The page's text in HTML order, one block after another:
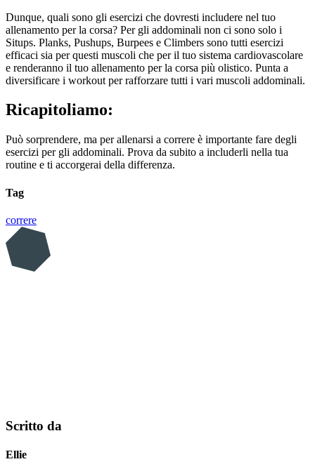
Dunque, quali sono gli esercizi che dovresti includere nel tuo
allenamento per la corsa? Per gli addominali non ci sono solo i
Situps. Planks, Pushups, Burpees e Climbers sono tutti esercizi
efficaci sia per questi muscoli che per il tuo sistema cardiovascolare
e renderanno il tuo allenamento per la corsa più olistico. Punta a
diversificare i workout per rafforzare tutti i vari muscoli addominali.
Ricapitoliamo:
Può sorprendere, ma per allenarsi a correre è importante fare degli
esercizi per gli addominali. Prova da subito a includerli nella tua
routine e ti accorgerai della differenza.
Tag
correre
Scritto da
Ellie